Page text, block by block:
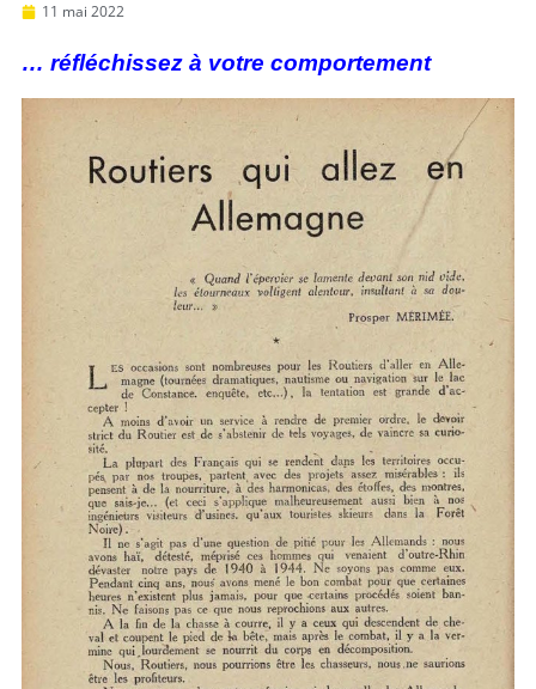
11 mai 2022
… réfléchissez à votre comportement